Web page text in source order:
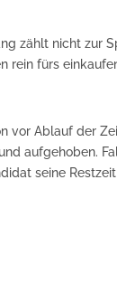
zählt nicht zur
rein fürs
vor Ablauf der
aufgehoben.
seine